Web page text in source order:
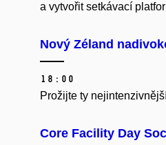
a vytvořit setkávací
Nový Zéland
18:00
Prožijte ty
Core Facility Day